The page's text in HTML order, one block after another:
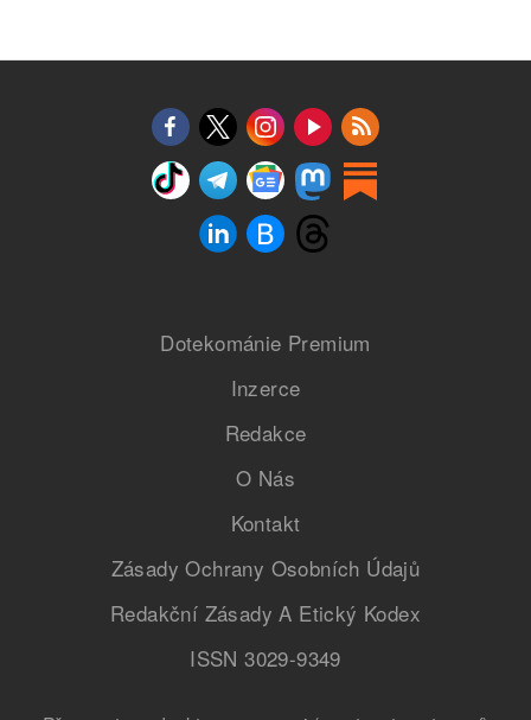
Dotekománie Premium
Inzerce
Redakce
O Nás
Kontakt
Zásady Ochrany Osobních Údajů
Redakční Zásady A Etický Kodex
ISSN 3029-9349